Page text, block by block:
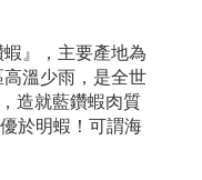
』，主要產地為
溫少雨，是全世
造就藍鑽蝦肉質
於明蝦！可謂海